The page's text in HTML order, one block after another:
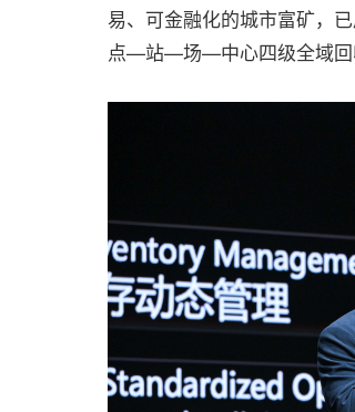
易、可金融化的城市富矿，
点—站—场—中心四级全域回